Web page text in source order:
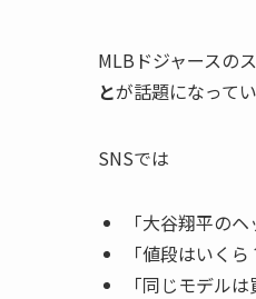
MLBドジャースの
とが話題になってい
SNSでは
「大谷翔平の
「値段はいくら
「同じモデルは